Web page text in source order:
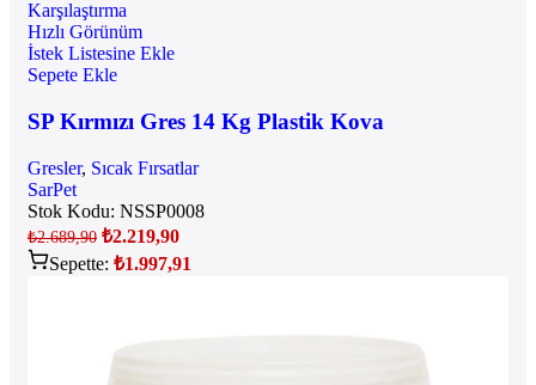
Karşılaştırma
Hızlı Görünüm
İstek Listesine Ekle
Sepete Ekle
SP Kırmızı Gres 14 Kg Plastik Kova
Gresler, Sıcak Fırsatlar
SarPet
Stok Kodu: NSSP0008
₺2.689,90 ₺2.219,90
Sepette: ₺1.997,91